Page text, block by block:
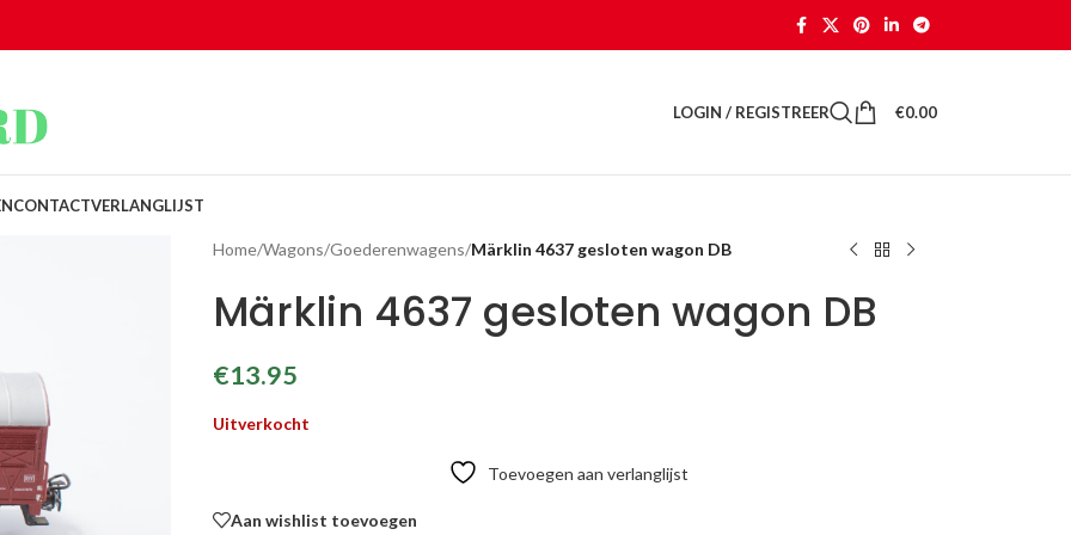
LOGIN / REGISTREER €0.00
CONTACTVERLANGLIJST
Home/Wagons/Goederenwagens/Märklin 4637 gesloten wagon DB
Märklin 4637 gesloten wagon DB
€13.95
Uitverkocht
Toevoegen aan verlanglijst
Aan wishlist toevoegen